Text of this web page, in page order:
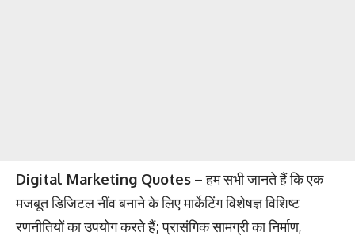
Digital Marketing Quotes – हम सभी जानते हैं कि एक
मजबूत डिजिटल नींव बनाने के लिए मार्केटिंग विशेषज्ञ विशिष्ट
रणनीतियों का उपयोग करते हैं; प्रासंगिक सामग्री का निर्माण,